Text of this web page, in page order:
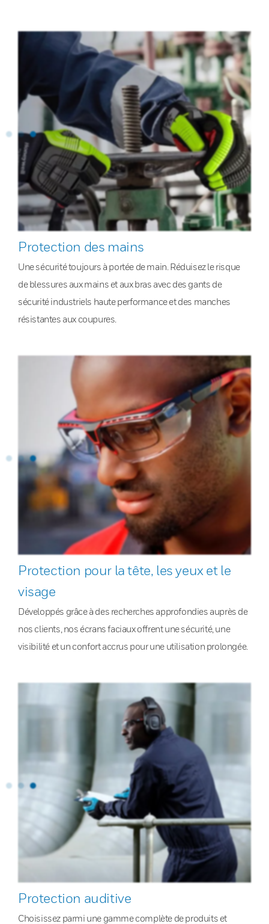
Protection des mains
Une sécurité toujours à portée de main. Réduisez le risque
de blessures aux mains et aux bras avec des gants de
sécurité industriels haute performance et des manches
résistantes aux coupures.
Protection pour la tête, les yeux et le
visage
Développés grâce à des recherches approfondies auprès de
nos clients, nos écrans faciaux offrent une sécurité, une
visibilité et un confort accrus pour une utilisation prolongée.
Protection auditive
Choisissez parmi une gamme complète de produits et